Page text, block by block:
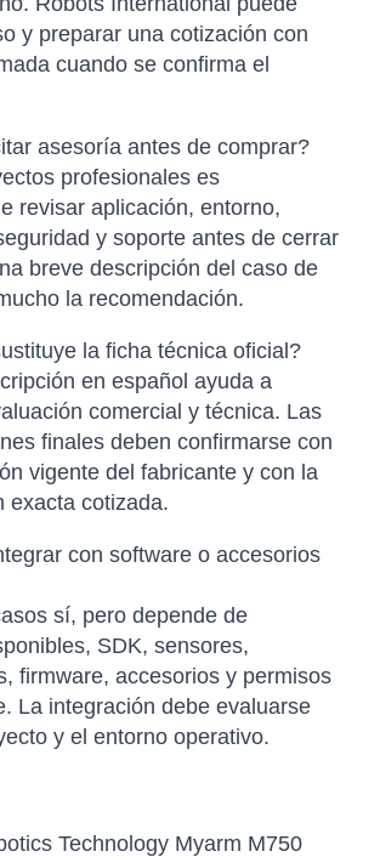
y preparar una cotización con
cuando se confirma el
asesoría antes de comprar?
profesionales es
revisar aplicación, entorno,
y soporte antes de cerrar
breve descripción del caso de
la recomendación.
la ficha técnica oficial?
en español ayuda a
comercial y técnica. Las
finales deben confirmarse con
vigente del fabricante y con la
exacta cotizada.
con software o accesorios
sí, pero depende de
SDK, sensores,
firmware, accesorios y permisos
La integración debe evaluarse
y el entorno operativo.
Technology Myarm M750